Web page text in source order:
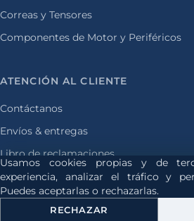
Correas y Tensores
Componentes de Motor y Periféricos
ATENCIÓN AL CLIENTE
Contáctanos
Envíos & entregas
Libro de reclamaciones
© 2026 Gromar International Service.
Repuestos de confianza ·
Usamos cookies propias y de
experiencia, analizar el tráfico y
Puedes aceptarlas o rechazarlas.
RECHAZAR